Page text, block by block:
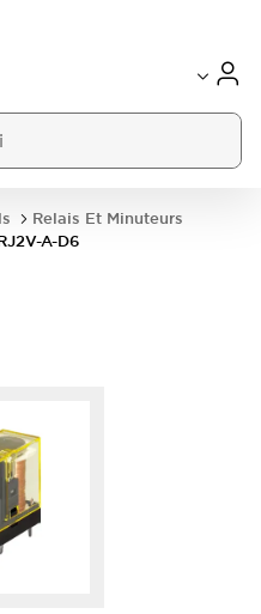
Relais Et Minuteurs
A-D6